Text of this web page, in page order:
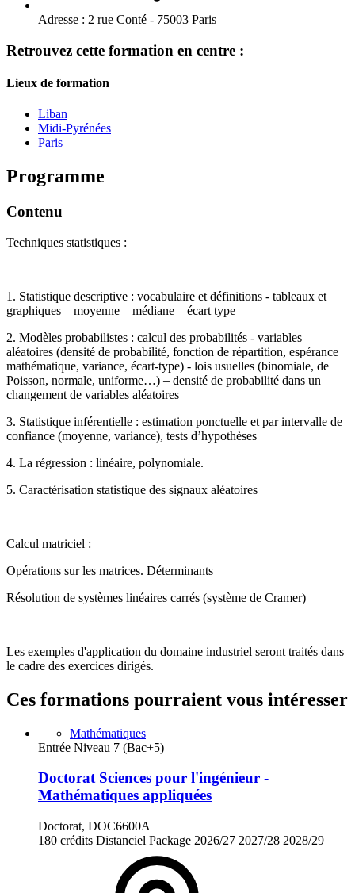
Adresse : 2 rue Conté - 75003 Paris
Retrouvez cette formation en centre :
Lieux de formation
Liban
Midi-Pyrénées
Paris
Programme
Contenu
Techniques statistiques :
1. Statistique descriptive : vocabulaire et définitions - tableaux et
graphiques – moyenne – médiane – écart type
2. Modèles probabilistes : calcul des probabilités - variables
aléatoires (densité de probabilité, fonction de répartition, espérance
mathématique, variance, écart-type) - lois usuelles (binomiale, de
Poisson, normale, uniforme…) – densité de probabilité dans un
changement de variables aléatoires
3. Statistique inférentielle : estimation ponctuelle et par intervalle de
confiance (moyenne, variance), tests d’hypothèses
4. La régression : linéaire, polynomiale.
5. Caractérisation statistique des signaux aléatoires
Calcul matriciel :
Opérations sur les matrices. Déterminants
Résolution de systèmes linéaires carrés (système de Cramer)
Les exemples d'application du domaine industriel seront traités dans
le cadre des exercices dirigés.
Ces formations pourraient vous intéresser
Mathématiques
Entrée Niveau 7 (Bac+5)
Doctorat Sciences pour l'ingénieur -
Mathématiques appliquées
Doctorat, DOC6600A
180 crédits Distanciel Package 2026/27 2027/28 2028/29